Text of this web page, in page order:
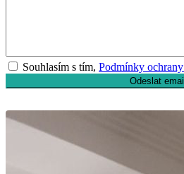
Souhlasím s tím,Podmínky